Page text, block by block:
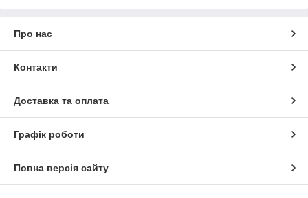
Про нас
Контакти
Доставка та оплата
Графік роботи
Повна версія сайту